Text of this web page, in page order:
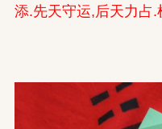
添.先天守运,后天力占